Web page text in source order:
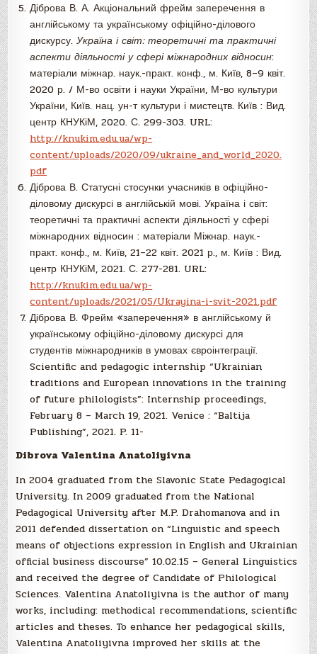
Діброва В. А. Акціональний фрейм заперечення в
англійському та українському офіційно-ділового
дискурсу.Україна і світ: теоретичні та практичні
аспекти діяльності у сфері міжнародних відносин:
матеріали міжнар. наук.-практ. конф., м. Київ, 8–9 квіт.
2020 р. / М-во освіти і науки України, М-во культури
України, Київ. нац. ун-т культури і мистецтв. Київ : Вид.
центр КНУКіМ, 2020. С. 299-303. URL:
http://knukim.edu.ua/wp-
content/uploads/2020/09/ukraine_and_world_2020.
pdf
Діброва В. Статусні стосунки учасників в офіційно-
діловому дискурсі в англійській мові. Україна і світ:
теоретичні та практичні аспекти діяльності у сфері
міжнародних відносин : матеріали Міжнар. наук.-
практ. конф., м. Київ, 21–22 квіт. 2021 р., м. Київ : Вид.
центр КНУКіМ, 2021. С. 277-281. URL:
http://knukim.edu.ua/wp-
content/uploads/2021/05/Ukrayina-i-svit-2021.pdf
Діброва В. Фрейм «заперечення» в англійському й
українському офіційно-діловому дискурсі для
студентів міжнародників в умовах євроінтеграції.
Scientific and pedagogic internship “Ukrainian
traditions and European innovations in the training
of future philologists”: Internship proceedings,
February 8 – March 19, 2021. Venice : “Baltija
Publishing”, 2021. P. 11-
Dibrova Valentina Anatoliyivna
In 2004 graduated from the Slavonic State Pedagogical
University. In 2009 graduated from the National
Pedagogical University after M.P. Drahomanova and in
2011 defended dissertation on “Linguistic and speech
means of objections expression in English and Ukrainian
official business discourse” 10.02.15 – General Linguistics
and received the degree of Candidate of Philological
Sciences. Valentina Anatoliyivna is the author of many
works, including: methodical recommendations, scientific
articles and theses. To enhance her pedagogical skills,
Valentina Anatoliyivna improved her skills at the